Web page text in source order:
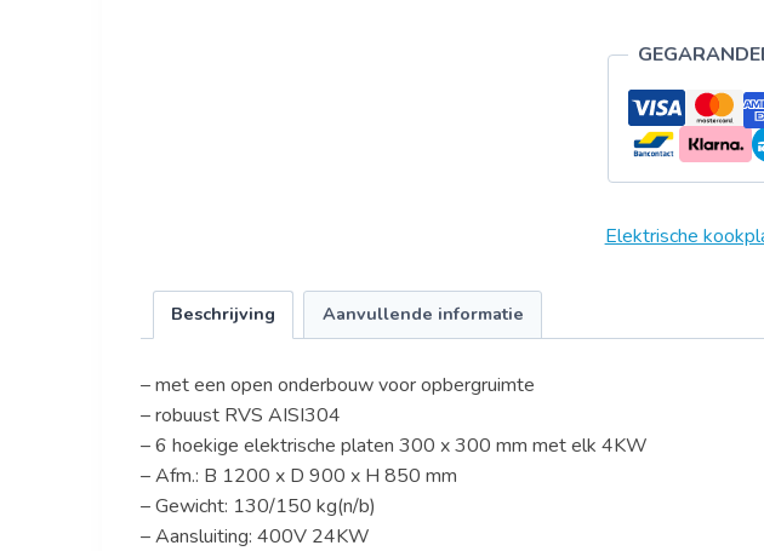
Elektrische
Beschrijving Aanvullende informatie
– met een open onderbouw voor opbergruimte
– robuust RVS AISI304
– 6 hoekige elektrische platen 300 x 300 mm met elk 4KW
– Afm.: B 1200 x D 900 x H 850 mm
– Gewicht: 130/150 kg(n/b)
– Aansluiting: 400V 24KW